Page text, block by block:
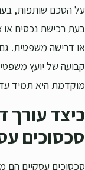
על הסכם שותפות,
בעת רכישת נכסים או
או דרישה משפטית.
קבועה של יועץ
מוקדמת היא תמיד
כיצד עורך
סכסוכים
סכסוכים עסקיים הם